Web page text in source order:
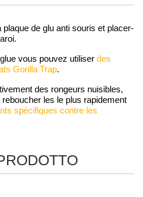
de glu anti souris et placer-
vous pouvez utiliser des
Gorilla Trap.
des rongeurs nuisibles,
les le plus rapidement
spécifiques contre les